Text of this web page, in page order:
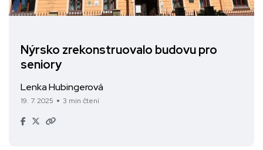
Nýrsko zrekonstruovalo budovu pro
seniory
Lenka Hubingerová
19. 7. 2025 3 min čtení